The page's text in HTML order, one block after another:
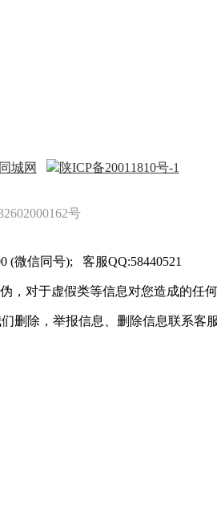
城网 陕ICP备20011810号-1
号
(微信同号); 客服QQ:58440521
对于虚假类等信息对您造成的任
删除，举报信息、删除信息联系客服